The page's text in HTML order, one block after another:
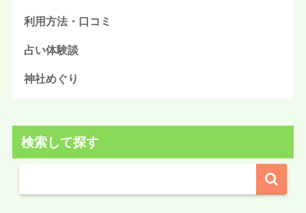
利用方法・口コミ
占い体験談
神社めぐり
検索して探す